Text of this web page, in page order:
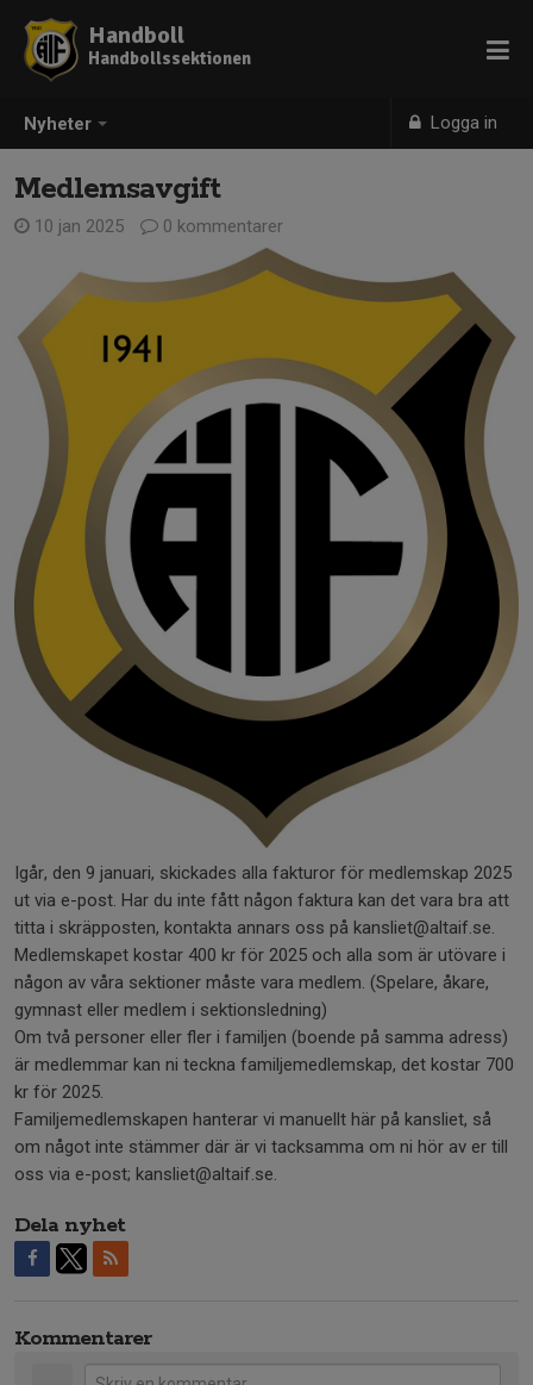
Nyheter Logga in
Handboll
Handbollssektionen
Medlemsavgift
10 jan 2025 0 kommentarer
Igår, den 9 januari, skickades alla fakturor för medlemskap 2025
ut via e-post. Har du inte fått någon faktura kan det vara bra att
titta i skräpposten, kontakta annars oss på kansliet@altaif.se.
Medlemskapet kostar 400 kr för 2025 och alla som är utövare i
någon av våra sektioner måste vara medlem. (Spelare, åkare,
gymnast eller medlem i sektionsledning)
Om två personer eller fler i familjen (boende på samma adress)
är medlemmar kan ni teckna familjemedlemskap, det kostar 700
kr för 2025.
Familjemedlemskapen hanterar vi manuellt här på kansliet, så
om något inte stämmer där är vi tacksamma om ni hör av er till
oss via e-post; kansliet@altaif.se.
Dela nyhet
Kommentarer